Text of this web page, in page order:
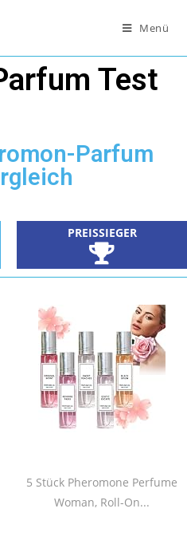
Menü
Test
Parfum
PREISSIEGER
5 Stück Pheromone Perfume
Woman, Roll-On...